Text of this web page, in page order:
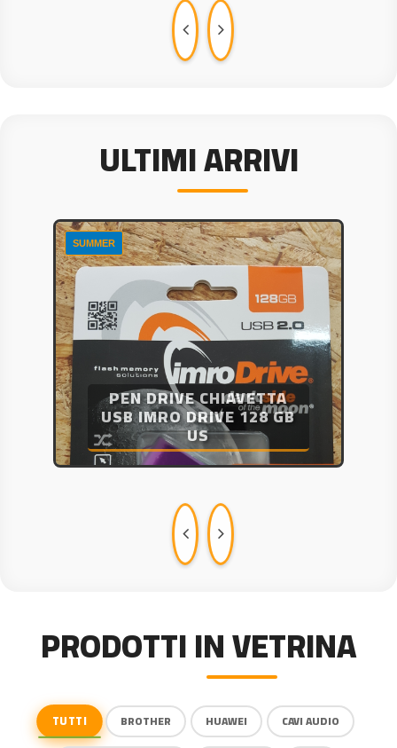
ULTIMI ARRIVI
TONER TN-2590XL
COMPATIBILE BROTHER
MFC-L2802
SUMMER
PRODOTTI IN VETRINA
TUTTI BROTHER HUAWEI
CAVI AUDIO